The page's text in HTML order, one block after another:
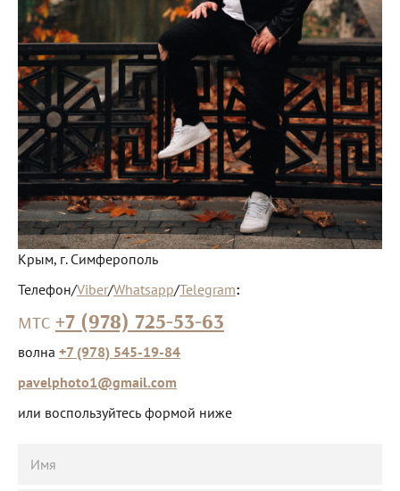
Крым, г. Симферополь
Телефон/Viber/Whatsapp/Telegram:
мтс +7 (978) 725-53-63
волна +7 (978) 545-19-84
pavelphoto1@gmail.com
или воспользуйтесь формой ниже